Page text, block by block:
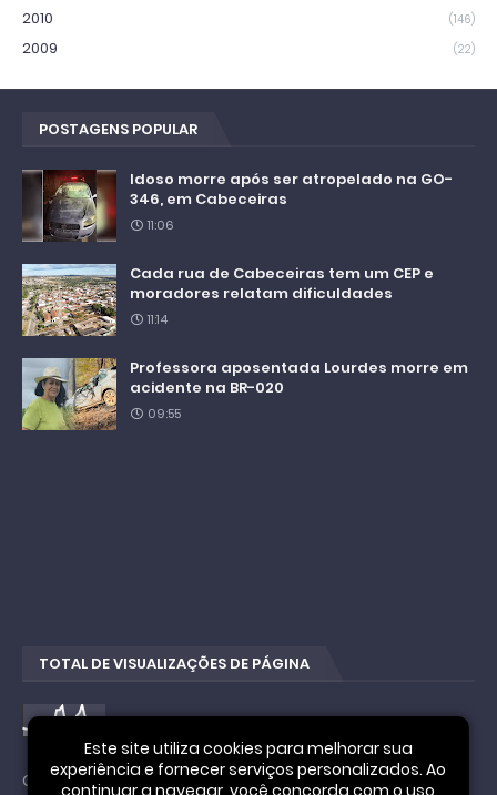
2010 (146)
2009 (22)
POSTAGENS POPULAR
Idoso morre após ser atropelado na GO-
346, em Cabeceiras
11:06
Cada rua de Cabeceiras tem um CEP e
moradores relatam dificuldades
11:14
Professora aposentada Lourdes morre em
acidente na BR-020
09:55
TOTAL DE VISUALIZAÇÕES DE PÁGINA
Cookie Notice
Este site utiliza cookies para melhorar sua
experiência e fornecer serviços personalizados. Ao
continuar a navegar, você concorda com o uso